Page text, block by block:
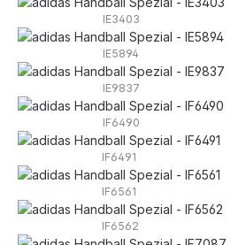
IE3403
IE5894
IE9837
IF6490
IF6491
IF6561
IF6562